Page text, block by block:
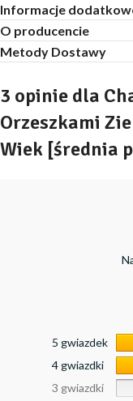
Informacje
O producencie
Metody Dostawy
3 opinie dla
Orzeszkami
Wiek [średnia
5 gwiazdek
4 gwiazdki
3 gwiazdki